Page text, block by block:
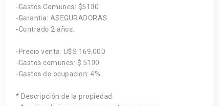
-Gastos Comunes: $5100
-Garantia: ASEGURADORAS
-Contrado 2 años.
-Precio venta: U$S 169.000
-Gastos comunes: $ 5100
-Gastos de ocupacion: 4%
* Descripción de la propiedad: